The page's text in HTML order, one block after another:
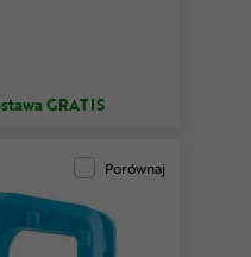
GRATIS
Porównaj